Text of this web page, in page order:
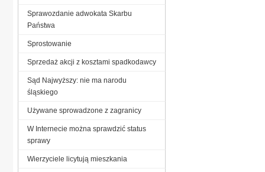
Sprawozdanie adwokata Skarbu
Państwa
Sprostowanie
Sprzedaż akcji z kosztami spadkodawcy
Sąd Najwyższy: nie ma narodu
śląskiego
Używane sprowadzone z zagranicy
W Internecie można sprawdzić status
sprawy
Wierzyciele licytują mieszkania